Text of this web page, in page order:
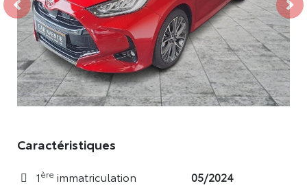
Véhicule précédent
Caractéristiques
1ère immatriculation
05/2024